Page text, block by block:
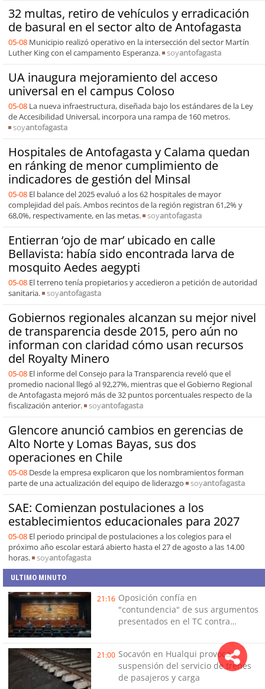
32 multas, retiro de vehículos y erradicación
de basural en el sector alto de Antofagasta
05-08 Municipio realizó operativo en la intersección del sector Martín
Luther King con el campamento Esperanza.
soyantofagasta
UA inaugura mejoramiento del acceso
universal en el campus Coloso
05-08 La nueva infraestructura, diseñada bajo los estándares de la Ley
de Accesibilidad Universal, incorpora una rampa de 160 metros.
soyantofagasta
Hospitales de Antofagasta y Calama quedan
en ránking de menor cumplimiento de
indicadores de gestión del Minsal
05-08 El balance del 2025 evaluó a los 62 hospitales de mayor
complejidad del país. Ambos recintos de la región registran 61,2% y
68,0%, respectivamente, en las metas.
soyantofagasta
Entierran ‘ojo de mar’ ubicado en calle
Bellavista: había sido encontrada larva de
mosquito Aedes aegypti
05-08 El terreno tenía propietarios y accedieron a petición de autoridad
sanitaria.
soyantofagasta
Gobiernos regionales alcanzan su mejor nivel
de transparencia desde 2015, pero aún no
informan con claridad cómo usan recursos
del Royalty Minero
05-08 El informe del Consejo para la Transparencia reveló que el
promedio nacional llegó al 92,27%, mientras que el Gobierno Regional
de Antofagasta mejoró más de 32 puntos porcentuales respecto de la
fiscalización anterior.
soyantofagasta
Glencore anunció cambios en gerencias de
Alto Norte y Lomas Bayas, sus dos
operaciones en Chile
05-08 Desde la empresa explicaron que los nombramientos forman
parte de una actualización del equipo de liderazgo
soyantofagasta
SAE: Comienzan postulaciones a los
establecimientos educacionales para 2027
05-08 El periodo principal de postulaciones a los colegios para el
próximo año escolar estará abierto hasta el 27 de agosto a las 14.00
horas.
soyantofagasta
ULTIMO MINUTO
21:16 Oposición confía en
"contundencia" de sus argumentos
presentados en el TC contra
21:00 Socavón en Hualqui provoca
suspensión del servicio de trenes
de pasajeros y carga